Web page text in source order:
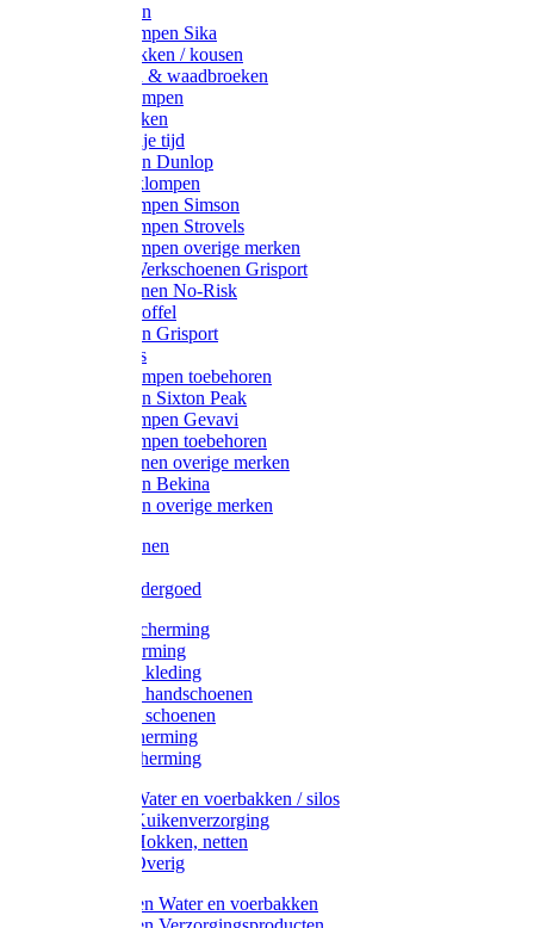
Werksokken
Schoenklompen Sika
Thermo sokken / kousen
Lieslaarzen & waadbroeken
Houten klompen
Wandelsokken
Laarzen vrije tijd
Werklaarzen Dunlop
Kunststof klompen
Schoenklompen Simson
Schoenklompen Strovels
Schoenklompen overige merken
Wandel-/ Werkschoenen Grisport
Werkschoenen No-Risk
Klomppantoffel
Werklaarzen Grisport
Accessoires
Houten klompen toebehoren
Werklaarzen Sixton Peak
Schoenklompen Gevavi
Schoenklompen toebehoren
Werkschoenen overige merken
Werklaarzen Bekina
Werklaarzen overige merken
Handschoenen
Thermo ondergoed
Gehoorbescherming
Oogbescherming
Disposable kleding
Disposable handschoenen
Disposable schoenen
Mondbescherming
Hoofdbescherming
Pluimvee Water en voerbakken / silos
Pluimvee Kuikenverzorging
Pluimvee Hokken, netten
Pluimvee Overig
Knaagdieren Water en voerbakken